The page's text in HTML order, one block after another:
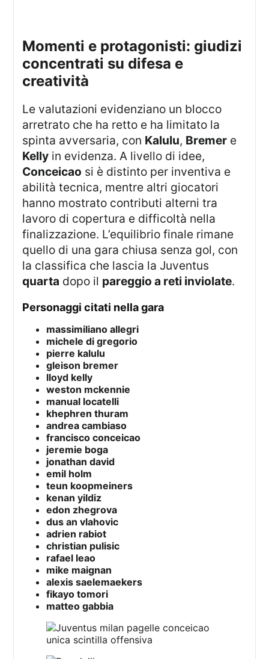
momenti e protagonisti: giudizi
concentrati su difesa e
creatività
Le valutazioni evidenziano un blocco
arretrato che ha retto e ha limitato la
spinta avversaria, con Kalulu, Bremer e
Kelly in evidenza. A livello di idee,
Conceicao si è distinto per inventiva e
abilità tecnica, mentre altri giocatori
hanno mostrato contributi alterni tra
lavoro di copertura e difficoltà nella
finalizzazione. L’equilibrio finale rimane
quello di una gara chiusa senza gol, con
la classifica che lascia la Juventus
quarta dopo il pareggio a reti inviolate.
personaggi citati nella gara
massimiliano allegri
michele di gregorio
pierre kalulu
gleison bremer
lloyd kelly
weston mckennie
manual locatelli
khephren thuram
andrea cambiaso
francisco conceicao
jeremie boga
jonathan david
emil holm
teun koopmeiners
kenan yildiz
edon zhegrova
dus an vlahovic
adrien rabiot
christian pulisic
rafael leao
mike maignan
alexis saelemaekers
fikayo tomori
matteo gabbia